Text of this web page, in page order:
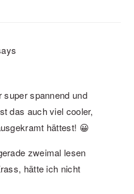
super spannend und
das auch viel cooler,
hättest! 😀
zweimal lesen
hätte ich nicht